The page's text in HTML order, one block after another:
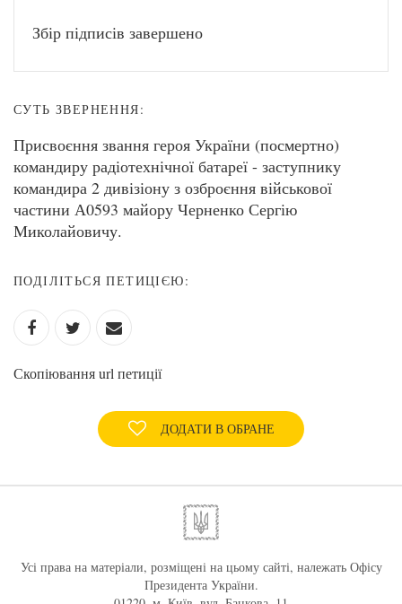
Збір підписів завершено
СУТЬ ЗВЕРНЕННЯ:
Присвоєння звання героя України (посмертно)
командиру радіотехнічної батареї - заступнику
командира 2 дивізіону з озброєння військової
частини А0593 майору Черненко Сергію
Миколайовичу.
ПОДІЛІТЬСЯ ПЕТИЦІЄЮ:
Скопіювання url петиції
ДОДАТИ В ОБРАНЕ
Усі права на матеріали, розміщені на цьому сайті, належать Офісу
Президента України.